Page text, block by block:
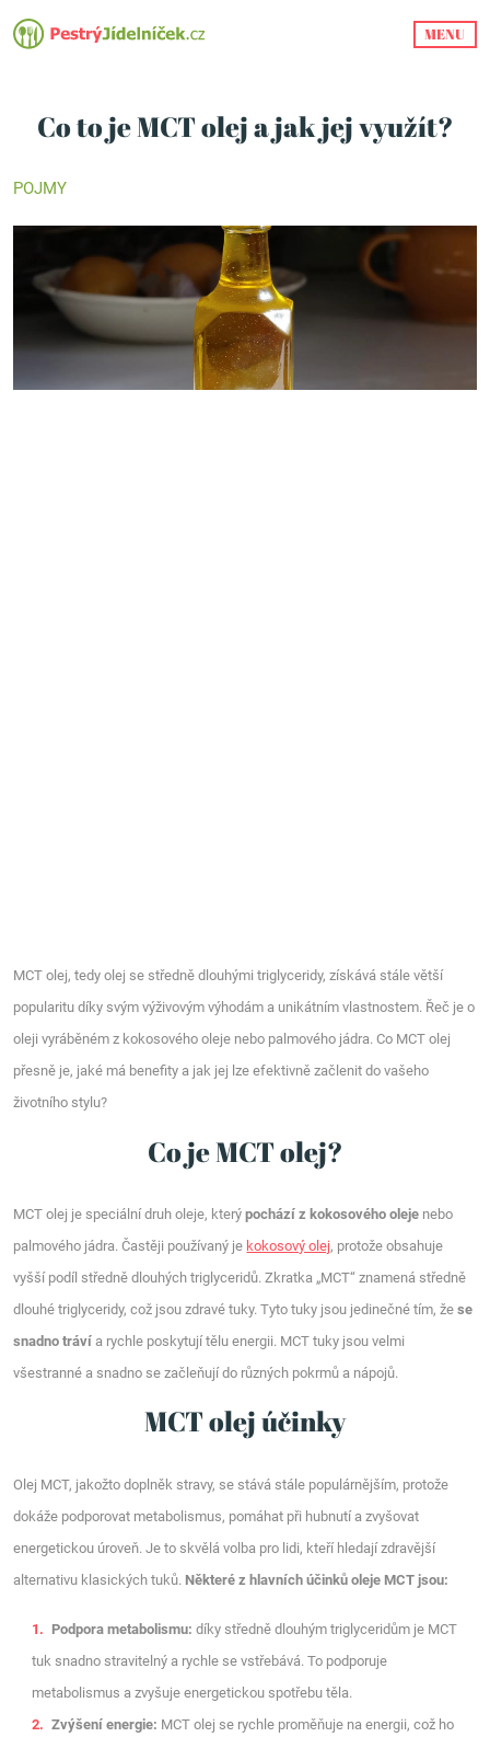
MENU
Co to je MCT olej a jak jej využít?
POJMY
MCT olej, tedy olej se středně dlouhými triglyceridy, získává stále větší
popularitu díky svým výživovým výhodám a unikátním vlastnostem. Řeč je o
oleji vyráběném z kokosového oleje nebo palmového jádra. Co MCT olej
přesně je, jaké má benefity a jak jej lze efektivně začlenit do vašeho
životního stylu?
Co je MCT olej?
MCT olej je speciální druh oleje, kterýpochází z kokosového oleje nebo
palmového jádra. Častěji používaný je kokosový olej, protože obsahuje
vyšší podíl středně dlouhých triglyceridů. Zkratka „MCT“ znamená středně
dlouhé triglyceridy, což jsou zdravé tuky. Tyto tuky jsou jedinečné tím, žese
snadno trávía rychle poskytují tělu energii. MCT tuky jsou velmi
všestranné a snadno se začleňují do různých pokrmů a nápojů.
MCT olej účinky
Olej MCT, jakožto doplněk stravy, se stává stále populárnějším, protože
dokáže podporovat metabolismus, pomáhat při hubnutí a zvyšovat
energetickou úroveň. Je to skvělá volba pro lidi, kteří hledají zdravější
alternativu klasických tuků. Některé z hlavních účinků oleje MCT jsou:
Podpora metabolismu:díky středně dlouhým triglyceridům je MCT
tuk snadno stravitelný a rychle se vstřebává. To podporuje
metabolismus a zvyšuje energetickou spotřebu těla.
Zvýšení energie: MCT olej se rychle proměňuje na energii, což ho